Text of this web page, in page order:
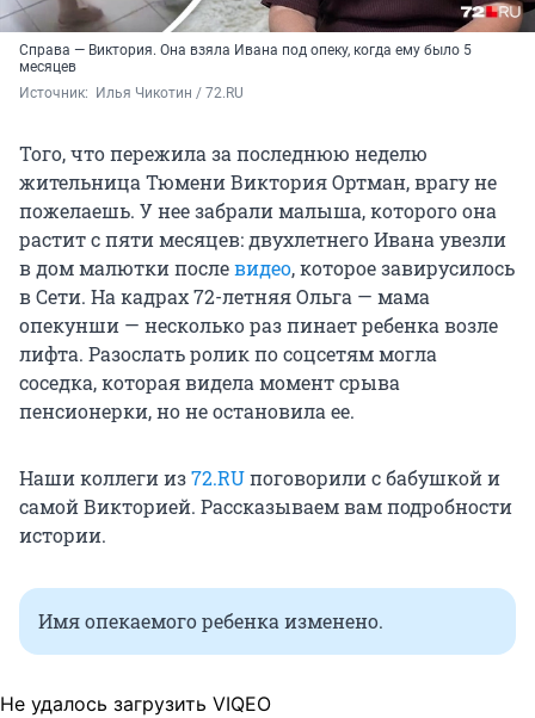
Справа — Виктория. Она взяла Ивана под опеку, когда ему было 5
месяцев
Источник:
Илья Чикотин / 72.RU
Того, что пережила за последнюю неделю
жительница Тюмени Виктория Ортман, врагу не
пожелаешь. У нее забрали малыша, которого она
растит с пяти месяцев: двухлетнего Ивана увезли
в дом малютки послевидео, которое завирусилось
в Сети. На кадрах 72-летняя Ольга — мама
опекунши — несколько раз пинает ребенка возле
лифта. Разослать ролик по соцсетям могла
соседка, которая видела момент срыва
пенсионерки, но не остановила ее.
Наши коллеги из72.RUпоговорили с бабушкой и
самой Викторией. Рассказываем вам подробности
истории.
Имя опекаемого ребенка изменено.
Не удалось загрузить VIQEO